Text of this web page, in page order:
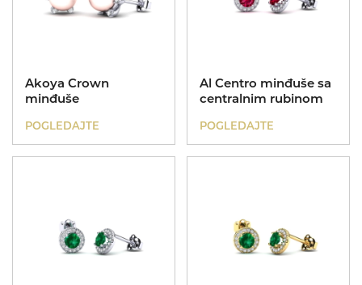
Akoya Crown
minđuše
POGLEDAJTE
Al Centro minđuše sa
centralnim rubinom
POGLEDAJTE